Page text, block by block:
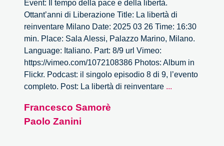
Event: Il tempo della pace e della libertà.
Ottant’anni di Liberazione Title: La libertà di
reinventare Milano Date: 2025 03 26 Time: 16:30
min. Place: Sala Alessi, Palazzo Marino, Milano.
Language: Italiano. Part: 8/9 url Vimeo:
https://vimeo.com/1072108386 Photos: Album in
Flickr. Podcast: il singolo episodio 8 di 9, l’evento
completo. Post: La libertà di reinventare ...
Francesco Samorè
Paolo Zanini